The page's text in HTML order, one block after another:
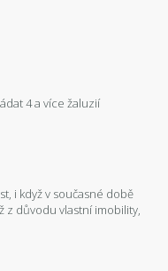
4 a více žaluzií
i když v současné době
z důvodu vlastní imobility,